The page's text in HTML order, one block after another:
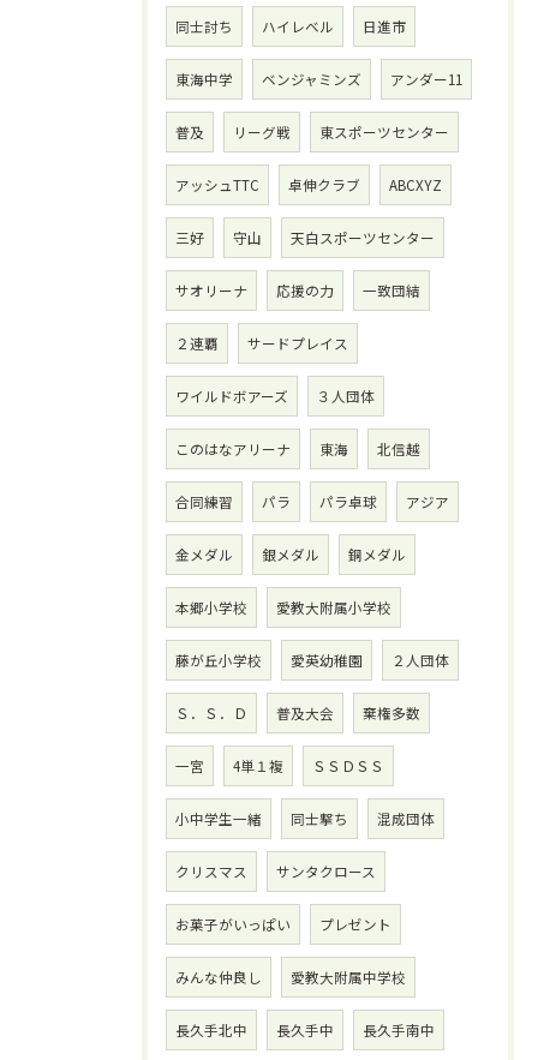
同士討ち ハイレベル 日進市
東海中学 ベンジャミンズ アンダー11
普及 リーグ戦 東スポーツセンター
アッシュTTC 卓伸クラブ ABCXYZ
三好 守山 天白スポーツセンター
サオリーナ 応援の力 一致団結
２連覇 サードプレイス
ワイルドボアーズ ３人団体
このはなアリーナ 東海 北信越
合同練習 パラ パラ卓球 アジア
金メダル 銀メダル 銅メダル
本郷小学校 愛教大附属小学校
藤が丘小学校 愛英幼稚園 ２人団体
Ｓ．Ｓ．Ｄ 普及大会 棄権多数
一宮 4単１複 ＳＳＤＳＳ
小中学生一緒 同士撃ち 混成団体
クリスマス サンタクロース
お菓子がいっぱい プレゼント
みんな仲良し 愛教大附属中学校
長久手北中 長久手中 長久手南中